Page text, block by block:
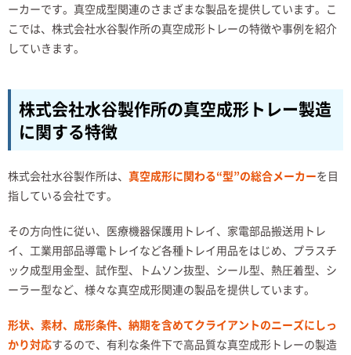
ーカーです。真空成型関連のさまざまな製品を提供しています。こ
こでは、株式会社水谷製作所の真空成形トレーの特徴や事例を紹介
していきます。
株式会社水谷製作所の真空成形トレー製造
に関する特徴
株式会社水谷製作所は、 真空成形に関わる“型”の総合メーカーを目
指している会社です。
その方向性に従い、医療機器保護用トレイ、家電部品搬送用トレ
イ、工業用部品導電トレイなど各種トレイ用品をはじめ、プラスチ
ック成型用金型、試作型、トムソン抜型、シール型、熱圧着型、シ
ーラー型など、様々な真空成形関連の製品を提供しています。
形状、素材、成形条件、納期を含めてクライアントのニーズにしっ
かり対応するので、有利な条件下で高品質な真空成形トレーの製造